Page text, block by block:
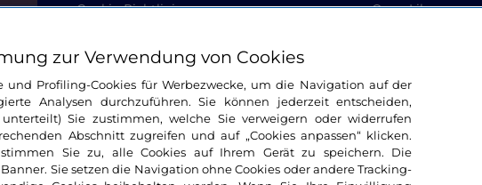
Cookie-Richtlinie
Allgemeine Geschäftsbedingungen
Open Library
BLEIBEN WIR IN
zur Verwendung von Cookies
und Profiling-Cookies für Werbezwecke, um die Navigation auf der
Analysen durchzuführen. Sie können jederzeit entscheiden,
Sie zustimmen, welche Sie verweigern oder widerrufen
Abschnitt zugreifen und auf „Cookies anpassen“ klicken.
Sie zu, alle Cookies auf Ihrem Gerät zu speichern. Die
Sie setzen die Navigation ohne Cookies oder andere Tracking-